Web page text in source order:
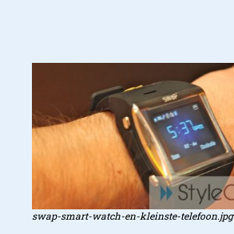
swap-smart-watch-en-kleinste-telefoon.jpg